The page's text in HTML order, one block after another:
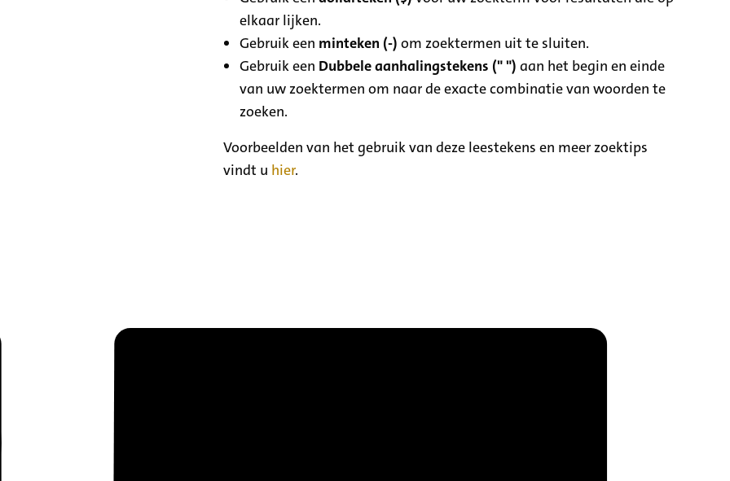
elkaar lijken.
Gebruik een minteken (-) om zoektermen uit te sluiten.
Gebruik een Dubbele aanhalingstekens (" ") aan het begin en einde
van uw zoektermen om naar de exacte combinatie van woorden te
zoeken.
Voorbeelden van het gebruik van deze leestekens en meer zoektips
vindt u hier.